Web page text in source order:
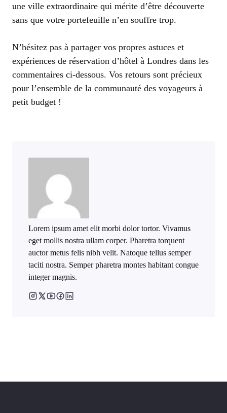
une ville extraordinaire qui mérite d’être découverte
sans que votre portefeuille n’en souffre trop.
N’hésitez pas à partager vos propres astuces et
expériences de réservation d’hôtel à Londres dans les
commentaires ci-dessous. Vos retours sont précieux
pour l’ensemble de la communauté des voyageurs à
petit budget !
Lorem ipsum amet elit morbi dolor tortor. Vivamus
eget mollis nostra ullam corper. Pharetra torquent
auctor metus felis nibh velit. Natoque tellus semper
taciti nostra. Semper pharetra montes habitant congue
integer magnis.